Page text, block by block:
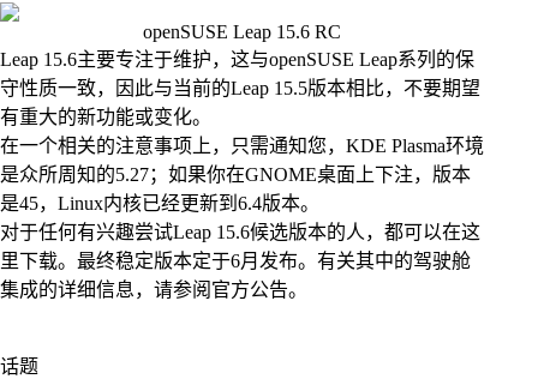
openSUSE Leap 15.6 RC
Leap 15.6主要专注于维护，这与openSUSE Leap系列的保
守性质一致，因此与当前的Leap 15.5版本相比，不要期望
有重大的新功能或变化。
在一个相关的注意事项上，只需通知您，KDE Plasma环境
是众所周知的5.27；如果你在GNOME桌面上下注，版本
是45，Linux内核已经更新到6.4版本。
对于任何有兴趣尝试Leap 15.6候选版本的人，都可以在这
里下载。最终稳定版本定于6月发布。有关其中的驾驶舱
集成的详细信息，请参阅官方公告。
话题